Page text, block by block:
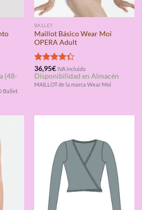
(48-
Ballet
BALLET
Maillot Básico Wear Moi
OPERA Adult
Valorado
con4.33
de 5
36,95€ IVA incluido
Disponibilidad en Almacén
MAILLOT de la marca Wear Moi